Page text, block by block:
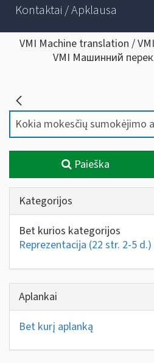
Kontaktai / Apklausa
VMI Machine translation /
VMI Машинний
Paieška
Kategorijos
Bet kurios kategorijos
Reprezentacija (22 str. 2-5 d.)
Aplankai
Bet kurį aplanką